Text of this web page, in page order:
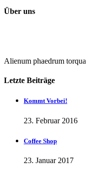
Über uns
Alienum phaedrum
Letzte Beiträge
Kommt Vorbei!
23. Februar 2016
Coffee Shop
23. Januar 2017